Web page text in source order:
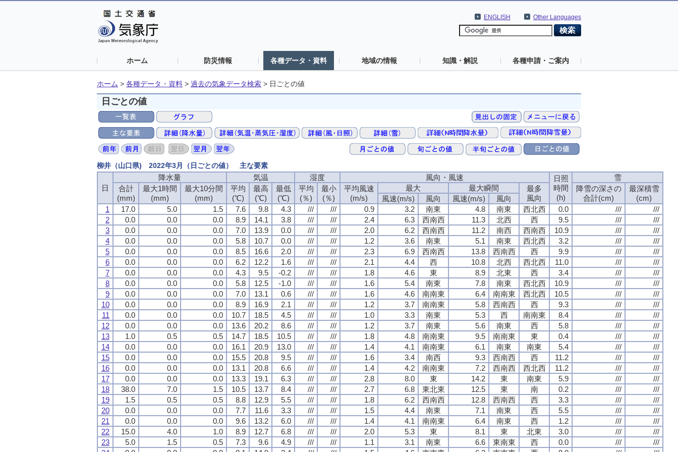
Other Languages
ENGLISH
ホーム 防災情報 各種データ・資料 地域の情報 知識・解説 各種申請・ご案内
ホーム > 各種データ・資料 > 過去の気象データ検索 > 日ごとの値
日ごとの値
柳井（山口県) 2022年3月（日ごとの値） 主な要素
日
降水量 気温 湿度 風向・風速
日照
時間
(h)
雪
合計
(mm)
最大1時間
(mm)
最大10分間
(mm)
平均
(℃)
最高
(℃)
最低
(℃)
平均
(％)
最小
(％)
平均風速
(m/s)
最大 最大瞬間
最多
風向
降雪の深さの
合計(cm)
最深積雪
(cm)
風速(m/s) 風向 風速(m/s)
風向
1
17.0 5.0 1.5 7.6 9.8 4.3 /// /// 0.9 3.2 南東 4.8 南東 西北西 0.0 ///
///
2
0.0 0.0 0.0 8.9 14.1 3.8 /// /// 2.4 6.3 西南西 11.3 北西 西 9.5 ///
///
3
0.0 0.0 0.0 7.0 13.9 0.0 /// /// 2.0 6.2 西南西 11.2 南西 西南西 10.9 ///
///
4
0.0 0.0 0.0 5.8 10.7 0.0 /// /// 1.2 3.6 南東 5.1 南東 西北西 3.2 ///
///
5
0.0 0.0 0.0 8.5 16.6 2.0 /// /// 2.3 6.9 西南西 13.8 西南西 西 9.9 ///
///
6
0.0 0.0 0.0 6.2 12.2 1.6 /// /// 2.1 4.4 西 10.8 北西 西北西 11.0 ///
///
7
0.0 0.0 0.0 4.3 9.5 -0.2 /// /// 1.8 4.6 東 8.9 北東 西 3.4 ///
///
8
0.0 0.0 0.0 5.8 12.5 -1.0 /// /// 1.6 5.4 南東 7.8 南東 西北西 10.9 ///
///
9
0.0 0.0 0.0 7.0 13.1 0.6 /// /// 1.6 4.6 南南東 6.4 南南東 西北西 10.5 ///
///
10
0.0 0.0 0.0 8.9 16.9 2.1 /// /// 1.2 3.7 南南東 5.8 西南西 西 9.3 ///
///
11
0.0 0.0 0.0 10.7 18.5 4.5 /// /// 1.0 3.3 南東 5.3 西 南南東 8.4 ///
///
12
0.0 0.0 0.0 13.6 20.2 8.6 /// /// 1.2 3.7 南東 5.6 南東 西 5.8 ///
///
13
1.0 0.5 0.5 14.7 18.5 10.5 /// /// 1.8 4.8 南南東 9.5 南南東 東 0.4 ///
///
14
0.0 0.0 0.0 16.1 20.9 13.0 /// /// 1.4 4.1 南南東 6.1 南東 南東 5.4 ///
///
15
0.0 0.0 0.0 15.5 20.8 9.5 /// /// 1.6 3.4 南西 9.3 西南西 西 11.2 ///
///
16
0.0 0.0 0.0 13.1 20.8 6.6 /// /// 1.4 4.2 南南東 7.2 西南西 西北西 11.2 ///
///
17
0.0 0.0 0.0 13.3 19.1 6.3 /// /// 2.8 8.0 東 14.2 東 南東 5.9 ///
///
18
38.0 7.0 1.5 10.5 13.7 8.4 /// /// 2.7 6.8 東北東 12.5 東 南 0.2 ///
///
19
1.5 0.5 0.5 8.8 12.9 5.5 /// /// 1.8 6.2 西南西 12.8 西南西 西 3.3 ///
///
20
0.0 0.0 0.0 7.7 11.6 3.3 /// /// 1.5 4.4 南東 7.1 南東 西 5.5 ///
///
21
0.0 0.0 0.0 9.6 13.2 6.0 /// /// 1.4 4.1 南南東 6.4 南東 西 1.2 ///
///
22
15.0 4.0 1.0 8.9 12.7 6.8 /// /// 2.0 5.3 東 8.1 東 北東 3.0 ///
///
23
5.0 1.5 0.5 7.3 9.6 4.9 /// /// 1.1 3.1 南東 6.6 東南東 西 0.0 ///
///